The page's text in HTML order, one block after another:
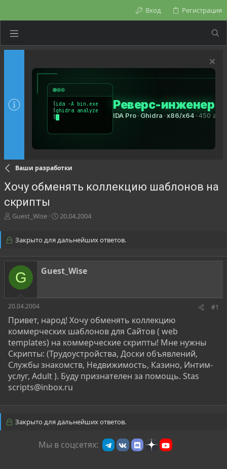
Вход Регистрация
Ваши разработки
Хочу обменять коллекцию шаблонов на
скрипты
А
о
т
е
м
ы
Guest_Wise
Д
а
а
ч
а
20.04.2004
Закрыто для дальнейших ответов.
G Guest_Wise
20.04.2004 #1
Привет, народ! Хочу обменять коллекцию
коммерческих шаблонов для Сайтов ( web
templates) на коммерческие скрипты! Мне нужны
Cкрипты: (Трудоустройства, Доски объявлений,
Службы знакомств, Недвижимость, Казино, Интим-
услуг, Adult ). Буду признателен за помощь. Stas
scripts@inbox.ru
Закрыто для дальнейших ответов.
Мы в соцсетях: